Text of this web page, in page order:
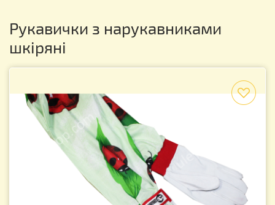
Рукавички з нарукавниками
шкіряні